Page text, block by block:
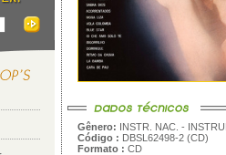
Gênero: INSTR. NAC. -
Código : DBSL62498-2 (CD)
Formato : CD